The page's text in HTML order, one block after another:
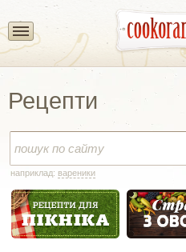
Рецепти
наприклад: вареники